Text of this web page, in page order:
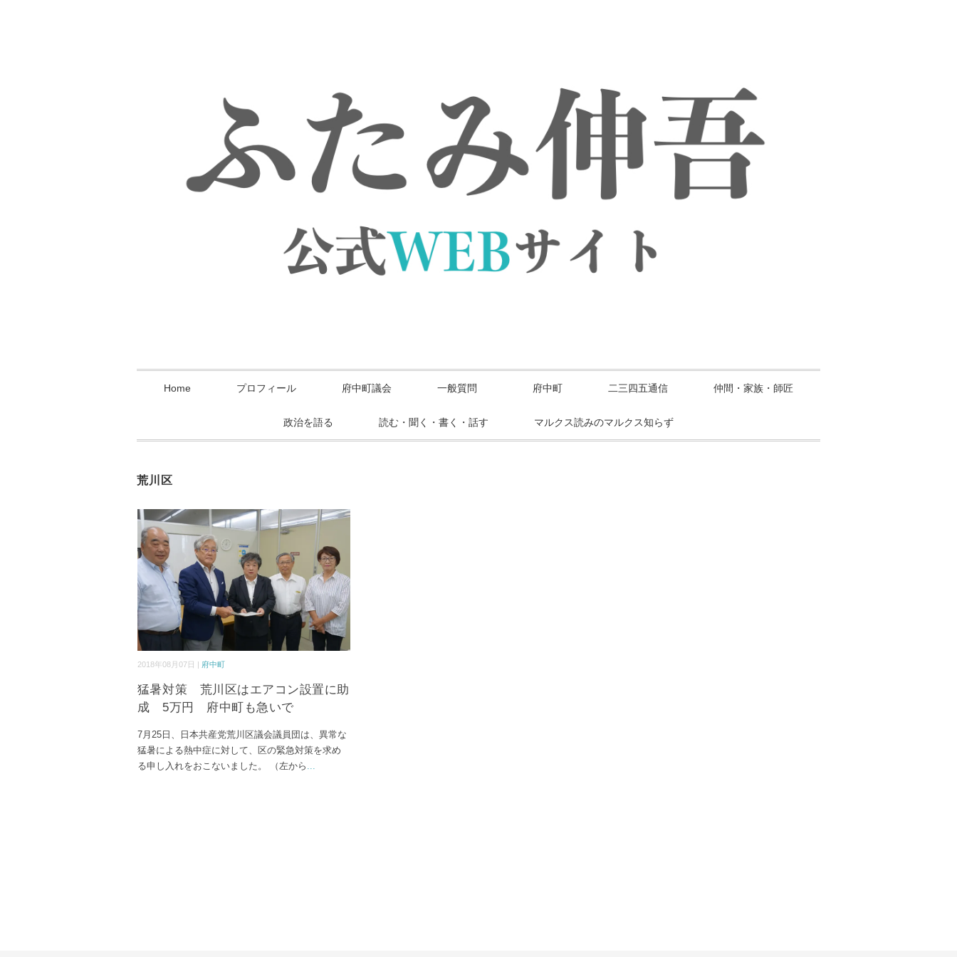
Home プロフィール 府中町議会 一般質問 府中町 二三四五通信 仲間・家族・師匠
政治を語る 読む・聞く・書く・話す マルクス読みのマルクス知らず
荒川区
2018年08月07日 | 府中町
猛暑対策 荒川区はエアコン設置に助
成 5万円 府中町も急いで
7月25日、日本共産党荒川区議会議員団は、異常な
猛暑による熱中症に対して、区の緊急対策を求め
る申し入れをおこないました。 （左から